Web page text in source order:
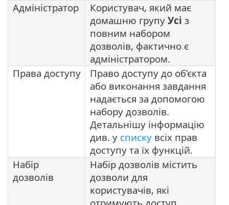
Адміністратор
Користувач, який має
домашню групу Усі з
повним набором
дозволів, фактично є
адміністратором.
Права доступу
Право доступу до об’єкта
або виконання завдання
надається за допомогою
набору дозволів.
Детальнішу інформацію
див. у списку всіх прав
доступу та їх функцій.
Набір
дозволів
Набір дозволів містить
дозволи для
користувачів, які